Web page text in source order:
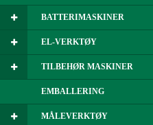
BATTERIMASKINER
EL-VERKTØY
TILBEHØR MASKINER
EMBALLERING
MÅLEVERKTØY